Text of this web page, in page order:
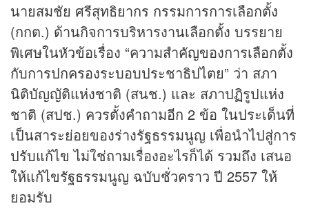
นายสมชัย ศรีสุทธิยากร กรรมการการเลือกตั้ง
(กกต.) ด้านกิจการบริหารงานเลือกตั้ง บรรยาย
พิเศษในหัวข้อเรื่อง “ความสำคัญของการเลือกตั้ง
กับการปกครองระบอบประชาธิปไตย” ว่า สภา
นิติบัญญัติแห่งชาติ (สนช.) และ สภาปฏิรูปแห่ง
ชาติ (สปช.) ควรตั้งคำถามอีก 2 ข้อ ในประเด็นที่
เป็นสาระย่อยของร่างรัฐธรรมนูญ เพื่อนำไปสู่การ
ปรับแก้ไข ไม่ใช่ถามเรื่องอะไรก็ได้ รวมถึง เสนอ
ให้แก้ไขรัฐธรรมนูญ ฉบับชั่วคราว ปี 2557 ให้
ยอมรับ